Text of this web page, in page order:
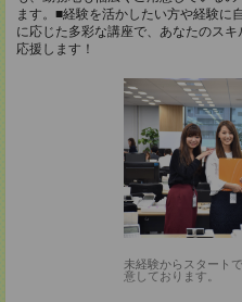
ます。■経験を活かしたい方や経験に
に応じた多彩な講座で、あなたのス
応援します！
未経験からスタート
意しております。